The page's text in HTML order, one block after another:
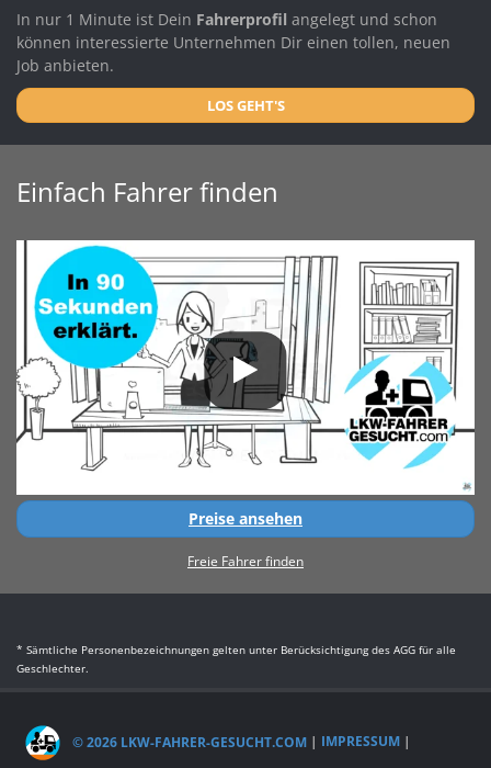
In nur 1 Minute ist Dein Fahrerprofil angelegt und schon
können interessierte Unternehmen Dir einen tollen, neuen
Job anbieten.
LOS GEHT'S
Einfach Fahrer finden
Preise ansehen
Freie Fahrer finden
* Sämtliche Personenbezeichnungen gelten unter Berücksichtigung des AGG für alle
Geschlechter.
© 2026 LKW-FAHRER-GESUCHT.COM | IMPRESSUM |